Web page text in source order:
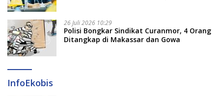
26 Juli 2026 10:29
Polisi Bongkar Sindikat Curanmor, 4 Orang
Ditangkap di Makassar dan Gowa
InfoEkobis